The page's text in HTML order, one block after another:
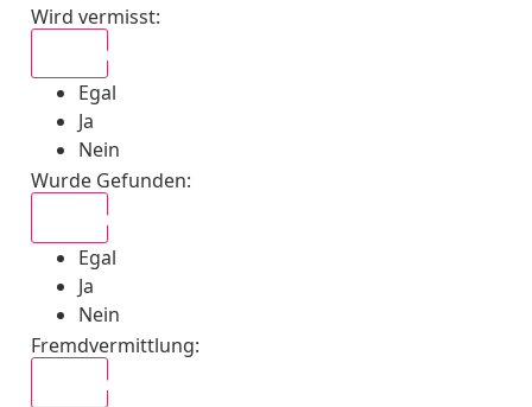
Wird vermisst:
Egal
Ja
Nein
Wurde Gefunden:
Egal
Ja
Nein
Fremdvermittlung: